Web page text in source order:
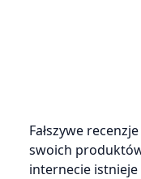
Fałszywe
swoich
internecie